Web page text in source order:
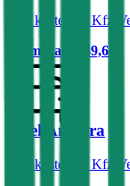
Was kostet die Kfz-
Prämie ab
€ 49,68
Opel Ampera
Was kostet die Kfz-